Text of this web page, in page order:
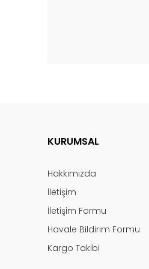
KURUMSAL
Hakkımızda
İletişim
İletişim Formu
Havale Bildirim Formu
Kargo Takibi